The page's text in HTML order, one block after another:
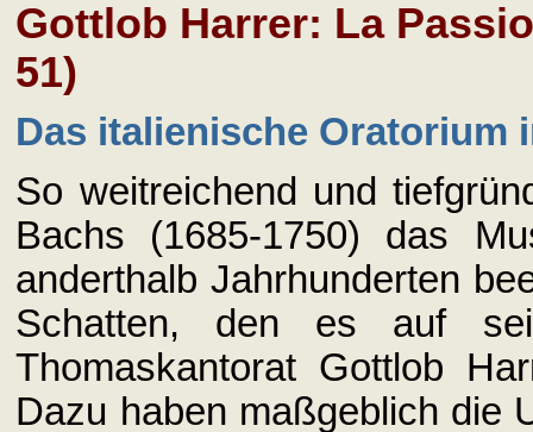
Gottlob Harrer: La
51)
Das italienische Oratorium
So weitreichend und
Bachs (1685-1750) das
anderthalb Jahrhunderten
Schatten, den es auf
Thomaskantorat Gottlob
Dazu haben maßgeblich die